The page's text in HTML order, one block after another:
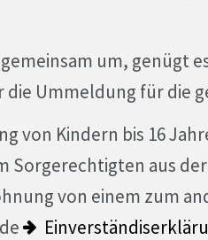
um, genügt
die Ummeldung für die
von Kindern bis 16
Sorgerechtigten aus
von einem zum